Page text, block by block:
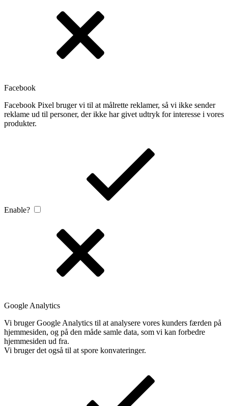
Facebook
Facebook Pixel bruger vi til at målrette reklamer, så vi ikke sender
reklame ud til personer, der ikke har givet udtryk for interesse i vores
produkter.
Enable?
Google Analytics
Vi bruger Google Analytics til at analysere vores kunders færden på
hjemmesiden, og på den måde samle data, som vi kan forbedre
hjemmesiden ud fra.
Vi bruger det også til at spore konvateringer.